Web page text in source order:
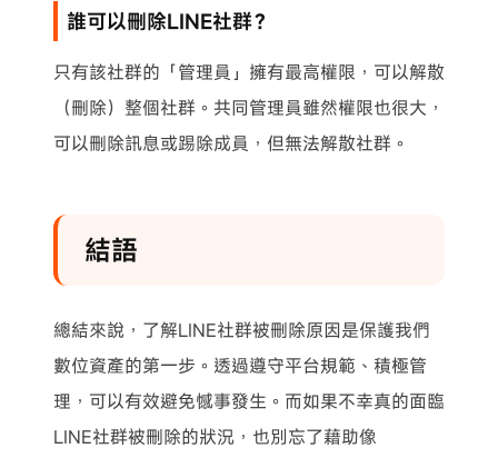
誰可以刪除LINE社群？
只有該社群的「管理員」擁有最高權限，可以解散
（刪除）整個社群。共同管理員雖然權限也很大，
可以刪除訊息或踢除成員，但無法解散社群。
結語
總結來說，了解LINE社群被刪除原因是保護我們
數位資產的第一步。透過遵守平台規範、積極管
理，可以有效避免憾事發生。而如果不幸真的面臨
LINE社群被刪除的狀況，也別忘了藉助像